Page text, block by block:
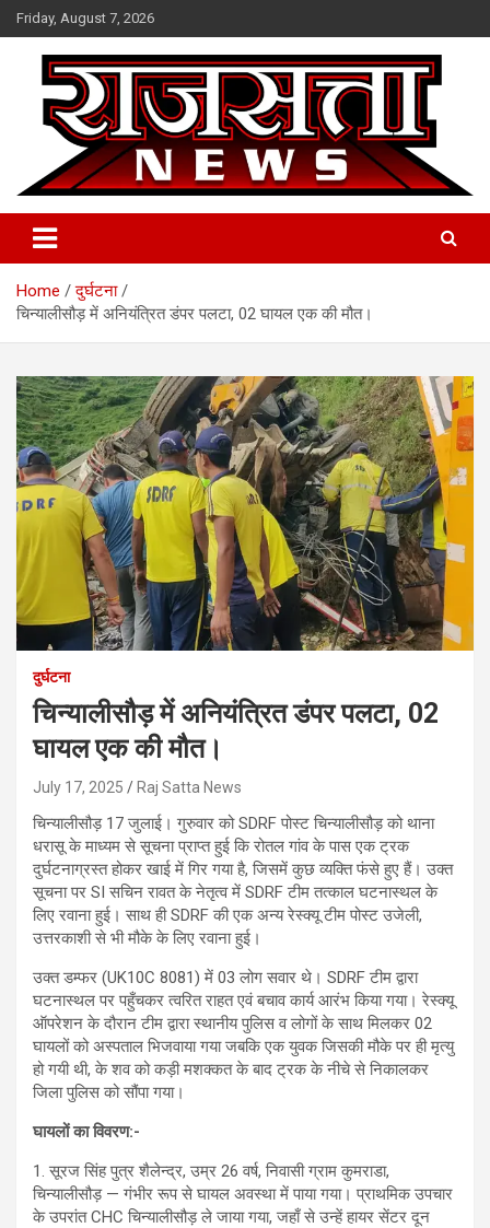
Skip
to
content
Friday, August 7, 2026
Raj Satta News
Home
दुर्घटना
चिन्यालीसौड़ में अनियंत्रित डंपर पलटा, 02 घायल एक की मौत।
दुर्घटना
चिन्यालीसौड़ में अनियंत्रित डंपर पलटा, 02
घायल एक की मौत।
July 17, 2025 Raj Satta News
चिन्यालीसौड़ 17 जुलाई। गुरुवार को SDRF पोस्ट चिन्यालीसौड़ को थाना
धरासू के माध्यम से सूचना प्राप्त हुई कि रोतल गांव के पास एक ट्रक
दुर्घटनाग्रस्त होकर खाई में गिर गया है, जिसमें कुछ व्यक्ति फंसे हुए हैं। उक्त
सूचना पर SI सचिन रावत के नेतृत्व में SDRF टीम तत्काल घटनास्थल के
लिए रवाना हुई। साथ ही SDRF की एक अन्य रेस्क्यू टीम पोस्ट उजेली,
उत्तरकाशी से भी मौके के लिए रवाना हुई।
उक्त डम्फर (UK10C 8081) में 03 लोग सवार थे। SDRF टीम द्वारा
घटनास्थल पर पहुँचकर त्वरित राहत एवं बचाव कार्य आरंभ किया गया। रेस्क्यू
ऑपरेशन के दौरान टीम द्वारा स्थानीय पुलिस व लोगों के साथ मिलकर 02
घायलों को अस्पताल भिजवाया गया जबकि एक युवक जिसकी मौके पर ही मृत्यु
हो गयी थी, के शव को कड़ी मशक्कत के बाद ट्रक के नीचे से निकालकर
जिला पुलिस को सौंपा गया।
घायलों का विवरण:-
1. सूरज सिंह पुत्र शैलेन्द्र, उम्र 26 वर्ष, निवासी ग्राम कुमराडा,
चिन्यालीसौड़ — गंभीर रूप से घायल अवस्था में पाया गया। प्राथमिक उपचार
के उपरांत CHC चिन्यालीसौड़ ले जाया गया, जहाँ से उन्हें हायर सेंटर दून